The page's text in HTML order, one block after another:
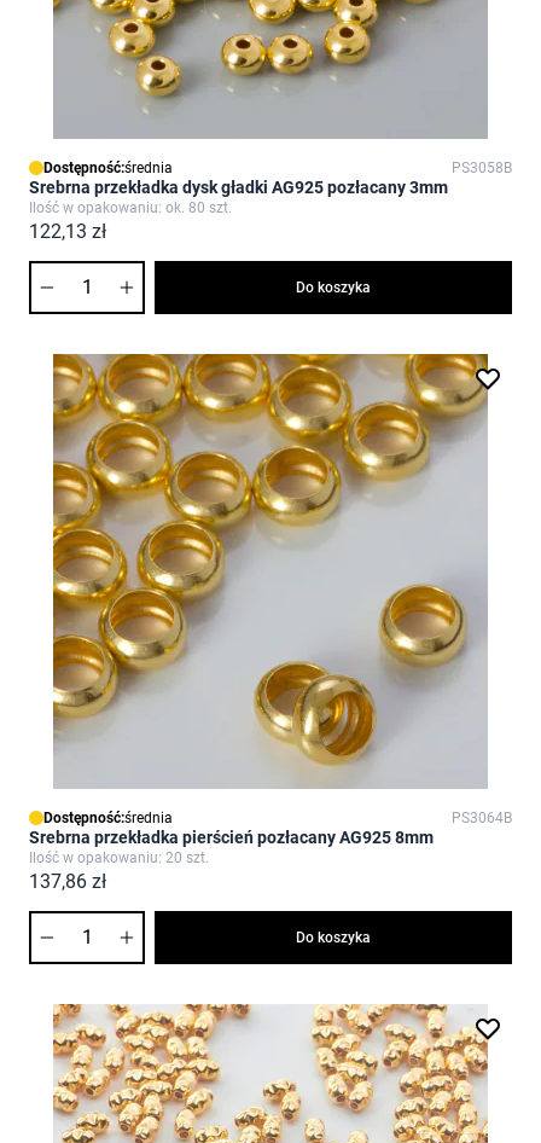
Dostępność:średnia PS3058B
Srebrna przekładka dysk gładki AG925 pozłacany 3mm
Ilość w opakowaniu: ok. 80 szt.
122,13 zł
Do koszyka
Dostępność:średnia PS3064B
Srebrna przekładka pierścień pozłacany AG925 8mm
Ilość w opakowaniu: 20 szt.
137,86 zł
Do koszyka